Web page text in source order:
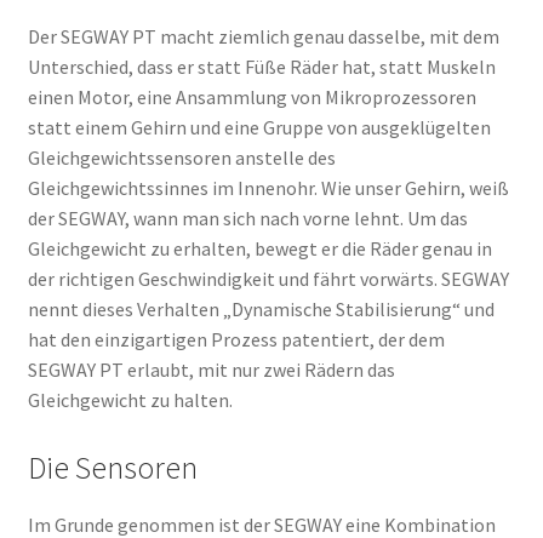
Der SEGWAY PT macht ziemlich genau dasselbe, mit dem
Unterschied, dass er statt Füße Räder hat, statt Muskeln
einen Motor, eine Ansammlung von Mikroprozessoren
statt einem Gehirn und eine Gruppe von ausgeklügelten
Gleichgewichtssensoren anstelle des
Gleichgewichtssinnes im Innenohr. Wie unser Gehirn, weiß
der SEGWAY, wann man sich nach vorne lehnt. Um das
Gleichgewicht zu erhalten, bewegt er die Räder genau in
der richtigen Geschwindigkeit und fährt vorwärts. SEGWAY
nennt dieses Verhalten „Dynamische Stabilisierung“ und
hat den einzigartigen Prozess patentiert, der dem
SEGWAY PT erlaubt, mit nur zwei Rädern das
Gleichgewicht zu halten.
Die Sensoren
Im Grunde genommen ist der SEGWAY eine Kombination